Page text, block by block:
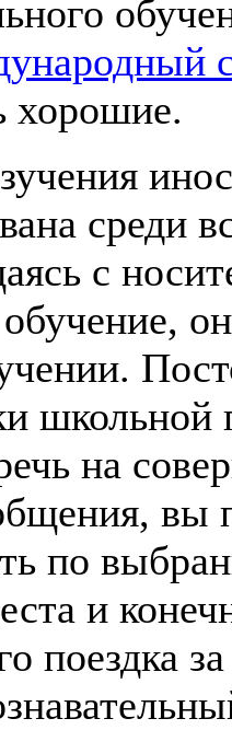
хорошие.
среди
с
на
вы
по
и
поездка